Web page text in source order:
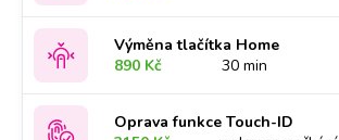
Výměna tlačítka Home
890 Kč
30 min
Oprava funkce Touch-ID